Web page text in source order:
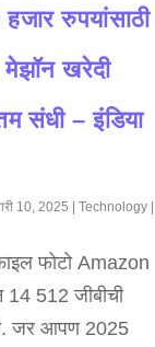
रुपयांसाठी
खरेदी
संधी – इंडिया
10, 2025 Technology|
फोटो Amazon
512 जीबीची
जर आपण 2025